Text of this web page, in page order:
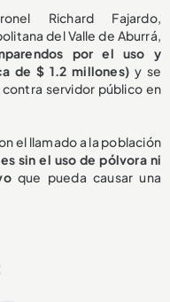
Richard Fajardo,
del Valle de Aburrá,
por el uso y
de $ 1.2 millones) y se
servidor público en
el llamado a la población
sin el uso de pólvora ni
que pueda causar una